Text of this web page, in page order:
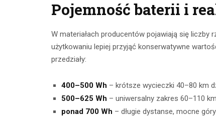
Pojemność baterii i
W materiałach producentów pojawiają się liczby
użytkowaniu lepiej przyjąć konserwatywne
przedziały:
400–500 Wh – krótsze wycieczki 40–80 km
500–625 Wh – uniwersalny zakres 60–110
ponad 700 Wh – długie dystanse, mocne